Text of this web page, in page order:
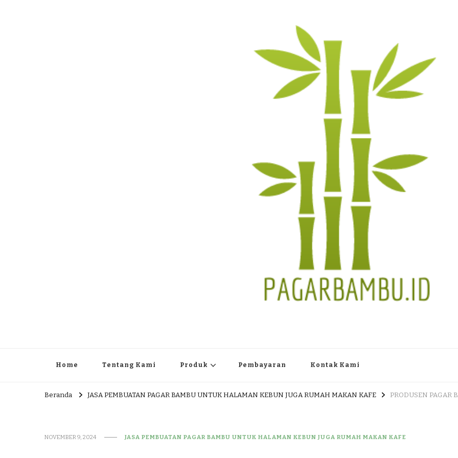
Home Tentang Kami Produk Pembayaran Kontak Kami
Beranda JASA PEMBUATAN PAGAR BAMBU UNTUK HALAMAN KEBUN JUGA RUMAH MAKAN KAFE PRODUSEN PAGAR
NOVEMBER 9, 2024 JASA PEMBUATAN PAGAR BAMBU UNTUK HALAMAN KEBUN JUGA RUMAH MAKAN KAFE